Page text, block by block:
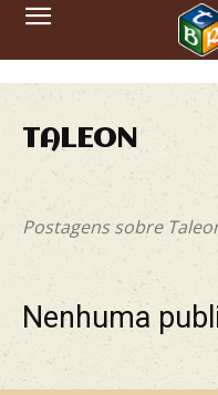
TALEON
Postagens sobre
Nenhuma